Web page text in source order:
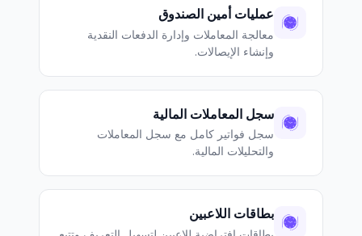
عمليات أمين الصندوق
معالجة المعاملات وإدارة الدفعات النقدية
وإنشاء الإيصالات.
سجل المعاملات المالية
سجل فواتير كامل مع سجل المعاملات
والتحليلات المالية.
بطاقات اللاعبين